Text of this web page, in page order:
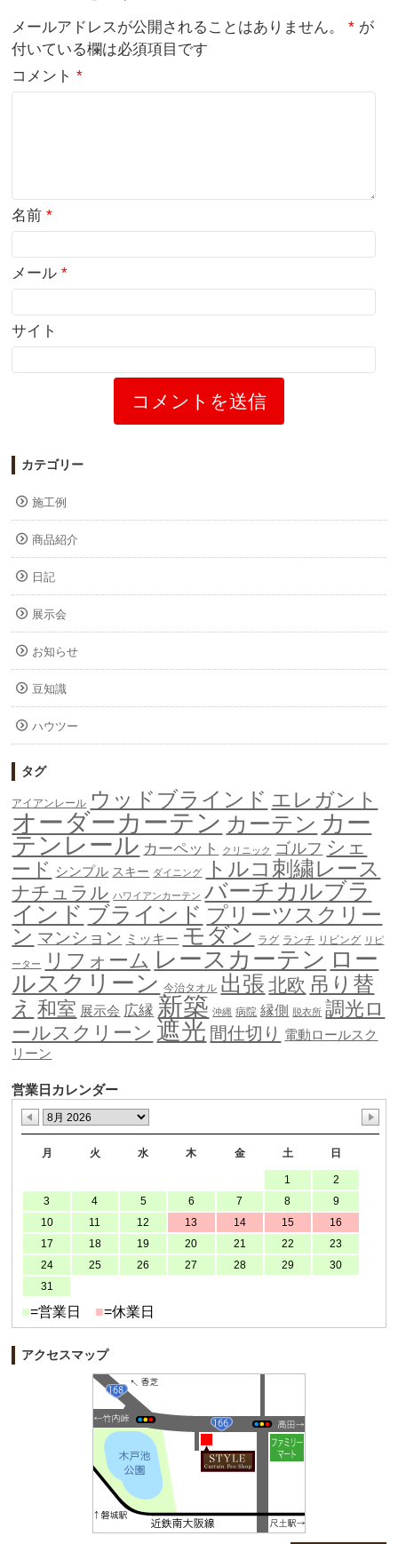
メールアドレスが公開されることはありません。 * が
付いている欄は必須項目です
コメント*
名前*
メール*
サイト
カテゴリー
施工例
商品紹介
日記
展示会
お知らせ
豆知識
ハウツー
タグ
アイアンレール ウッドブラインド エレガント
オーダーカーテン カーテン カー
テンレール カーペット クリニック ゴルフ シェ
ード シンプル スキー ダイニング トルコ刺繍レース
ナチュラル ハワイアンカーテン バーチカルブラ
インド ブラインド プリーツスクリー
ン マンション ミッキー モダン ラグ ランチ リビング リピ
ーター リフォーム レースカーテン ロー
ルスクリーン 今治タオル 出張 北欧 吊り替
え 和室 展示会 広縁 新築 沖縄 病院 縁側 脱衣所 調光ロ
ールスクリーン 遮光 間仕切り 電動ロールスク
リーン
営業日カレンダー
月 火 水 木 金 土 日
1
2
3
4 5 6 7 8
9
10
11 12 13 14 15
16
17
18 19 20 21 22
23
24
25 26 27 28 29
30
31
■=営業日 ■=休業日
アクセスマップ